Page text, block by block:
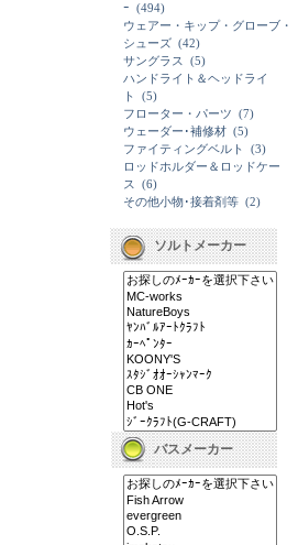
ｰ (494)
ウェアー・キップ・グローブ・
シューズ (42)
サングラス
(5)
ハンドライト＆ヘッドライ
ト
(5)
フローター・パーツ (7)
ウェーダー･補修材 (5)
ファイティングベルト
(3)
ロッドホルダー＆ロッドケー
ス
(6)
その他小物･接着剤等 (2)
ソルトメーカー
バスメーカー